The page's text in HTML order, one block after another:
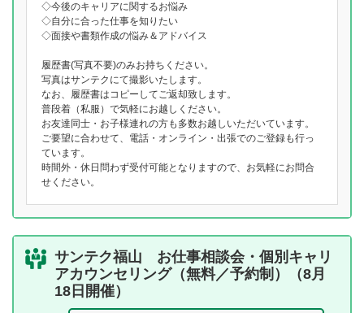
◇今後のキャリアに関するお悩み
◇自分に合った仕事を知りたい
◇面接や書類作成の悩み＆アドバイス
履歴書(写真不要)のみお持ちください。
写真はサンテクにて撮影いたします。
なお、履歴書はコピーしてご返却致します。
普段着（私服）で気軽にお越しください。
お友達同士・お子様連れの方も多数お越しいただいています。
ご要望に合わせて、電話・オンライン・出張でのご登録も行っ
ています。
時間外・休日問わず受付可能となりますので、お気軽にお問合
せください。
サンテク福山 お仕事相談会・個別キャリ
アカウンセリング（無料／予約制）（8月
18日開催）